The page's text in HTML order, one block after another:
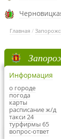
Главная /
Информация
о городе
погода
карты
расписание ж/д
такси 24
турфирмы 65
вопрос-ответ